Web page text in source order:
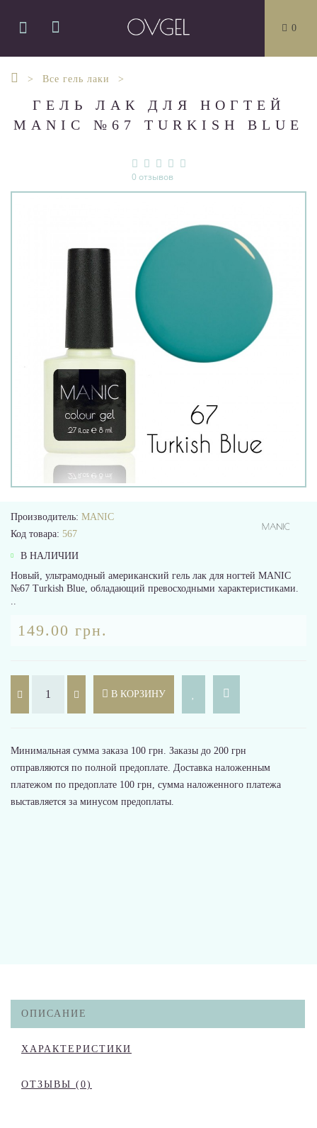
0
Все гель лаки
ГЕЛЬ ЛАК ДЛЯ НОГТЕЙ
MANIC №67 TURKISH BLUE
0 отзывов
Производитель: MANIC
Код товара: 567
В НАЛИЧИИ
Новый, ультрамодный американский гель лак для ногтей MANIC
№67 Turkish Blue, обладающий превосходными характеристиками.
..
149.00 грн.
В КОРЗИНУ
Минимальная сумма заказа 100 грн. Заказы до 200 грн
отправляются по полной предоплате. Доставка наложенным
платежом по предоплате 100 грн, сумма наложенного платежа
выставляется за минусом предоплаты.
ОПИСАНИЕ
ХАРАКТЕРИСТИКИ
ОТЗЫВЫ (0)